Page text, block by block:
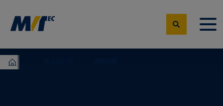
MVTec Software – 机器视觉专家